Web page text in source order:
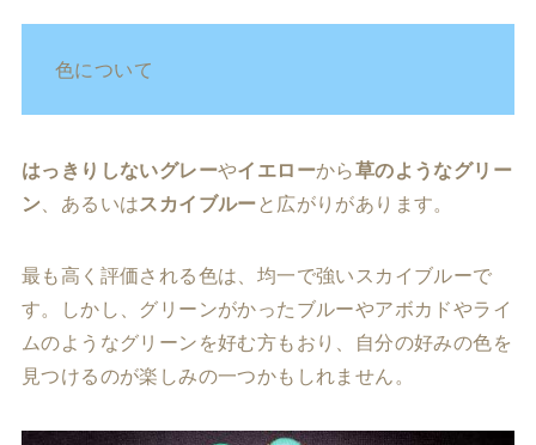
色について
はっきりしないグレーやイエローから草のようなグリー
ン、あるいはスカイブルーと広がりがあります。
最も高く評価される色は、均一で強いスカイブルーで
す。しかし、グリーンがかったブルーやアボカドやライ
ムのようなグリーンを好む方もおり、自分の好みの色を
見つけるのが楽しみの一つかもしれません。